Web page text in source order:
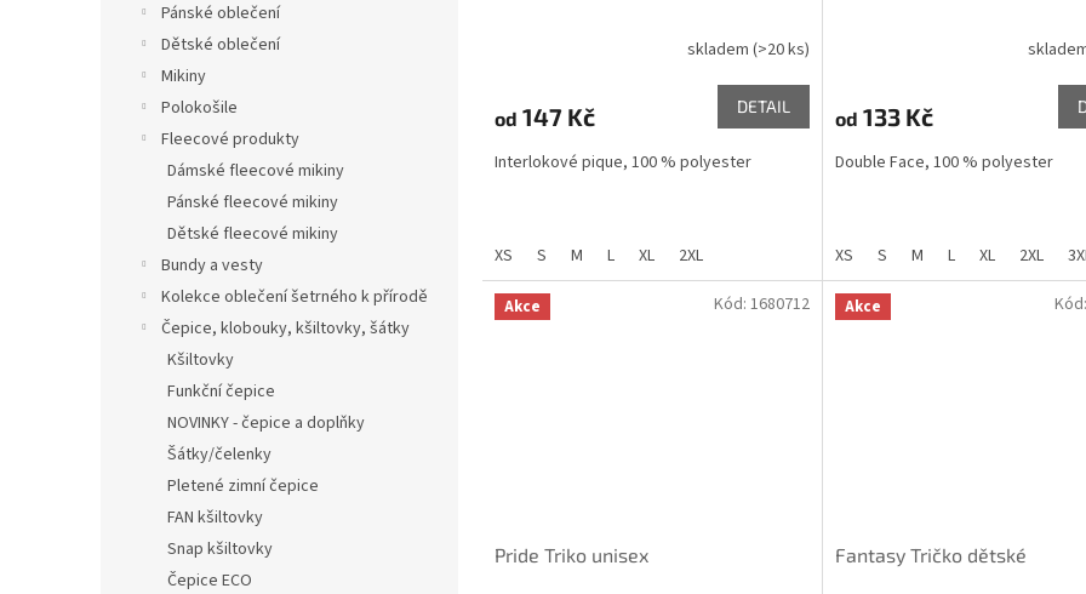
Pánské oblečení
Dětské oblečení
Mikiny
Polokošile
Fleecové produkty
Dámské fleecové mikiny
Pánské fleecové mikiny
Dětské fleecové mikiny
Bundy a vesty
Kolekce oblečení šetrného k přírodě
Čepice, klobouky, kšiltovky, šátky
Kšiltovky
Funkční čepice
NOVINKY - čepice a doplňky
Šátky/čelenky
Pletené zimní čepice
FAN kšiltovky
Snap kšiltovky
Čepice ECO
skladem (>20 ks)
od 147 Kč DETAIL
Interlokové pique, 100 % polyester
XS S M L XL 2XL
od 133 Kč
Double Face, 100 % polyester
XS S M L XL 2XL
Akce
Pride Triko unisex
Kód: 1680712 Akce
Fantasy Tričko dětské
Kód: